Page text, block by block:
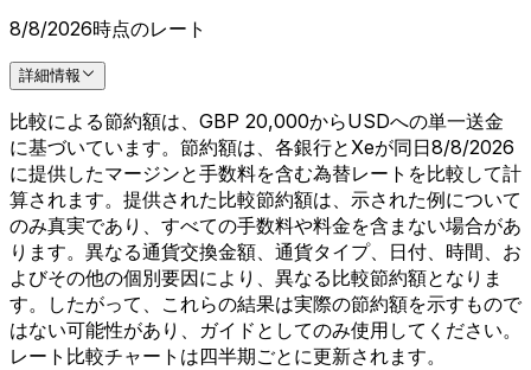
8/8/2026時点のレート
詳細情報
比較による節約額は、GBP 20,000からUSDへの単一送金
に基づいています。節約額は、各銀行とXeが同日8/8/2026
に提供したマージンと手数料を含む為替レートを比較して計
算されます。提供された比較節約額は、示された例について
のみ真実であり、すべての手数料や料金を含まない場合があ
ります。異なる通貨交換金額、通貨タイプ、日付、時間、お
よびその他の個別要因により、異なる比較節約額となりま
す。したがって、これらの結果は実際の節約額を示すもので
はない可能性があり、ガイドとしてのみ使用してください。
レート比較チャートは四半期ごとに更新されます。